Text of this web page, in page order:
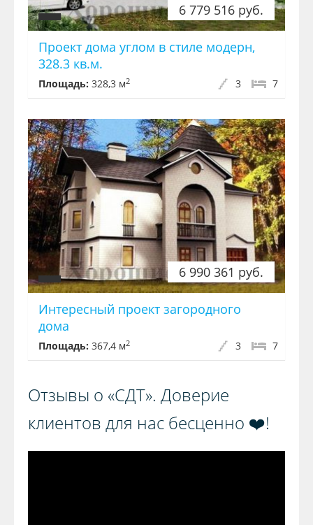
6 779 516 руб.
Проект дома углом в стиле модерн,
328.3 кв.м.
Площадь: 328,3 м2 7
3
6 990 361 руб.
Интересный проект загородного
дома
Площадь: 367,4 м2 7
3
Отзывы о «СДТ». Доверие
клиентов для нас бесценно ❤️!